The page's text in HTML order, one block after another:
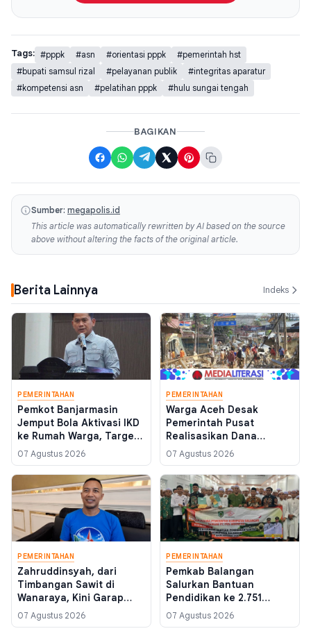
Tags: #pppk #asn #orientasi pppk
#pemerintah hst
#bupati samsul rizal
#pelayanan publik
#integritas aparatur
#kompetensi asn
#pelatihan pppk #hulu sungai tengah
BAGIKAN
Sumber: megapolis.id
This article was automatically rewritten by AI based on the source
above without altering the facts of the original article.
Berita Lainnya Indeks
PEMERINTAHAN
Pemkot Banjarmasin
Jemput Bola Aktivasi IKD
ke Rumah Warga, Target
Percepatan Layanan
Digital 2026
07 Agustus 2026
PEMERINTAHAN
Warga Aceh Desak
Pemerintah Pusat
Realisasikan Dana
Pemulihan Bencana
November 2025 Sebelum
Akhir Tahun Anggaran
07 Agustus 2026
PEMERINTAHAN
Zahruddinsyah, dari
Timbangan Sawit di
Wanaraya, Kini Garap
Struktur Demokrat di 17
Kecamatan Batola
07 Agustus 2026
PEMERINTAHAN
Pemkab Balangan
Salurkan Bantuan
Pendidikan ke 2.751
Santri, Termasuk yang
Belajar di Yaman
07 Agustus 2026